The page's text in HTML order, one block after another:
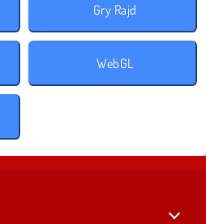
Gry Rajd
WebGL